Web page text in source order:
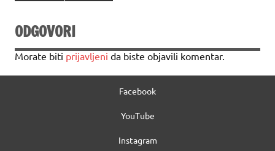
ODGOVORI
Morate biti prijavljeni da biste objavili komentar.
Facebook
YouTube
Instagram